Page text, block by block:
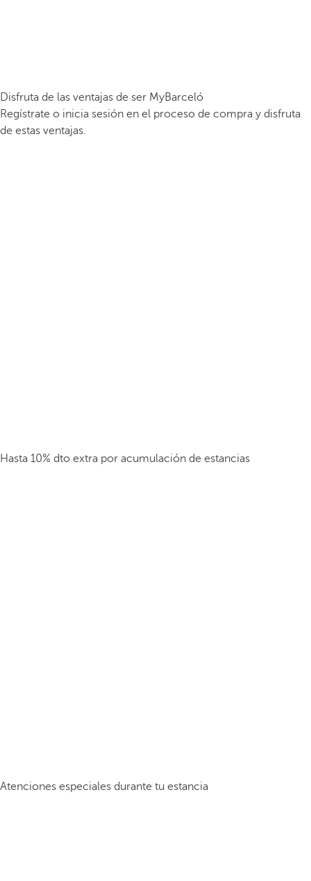
Disfruta de las ventajas de ser MyBarceló
Regístrate o inicia sesión en el proceso de compra y disfruta
de estas ventajas.
Hasta 10% dto extra por acumulación de estancias
Atenciones especiales durante tu estancia